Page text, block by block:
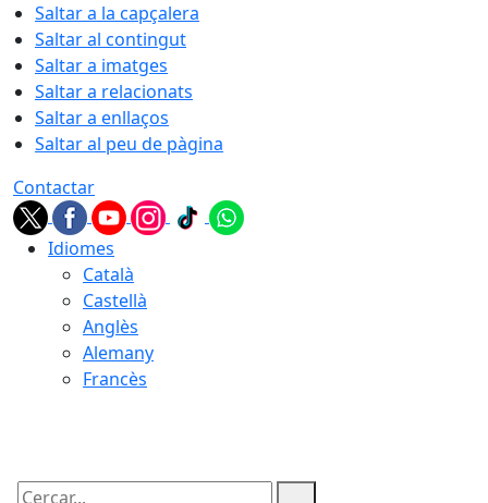
Saltar a la capçalera
Saltar al contingut
Saltar a imatges
Saltar a relacionats
Saltar a enllaços
Saltar al peu de pàgina
Contactar
Idiomes
Català
Castellà
Anglès
Alemany
Francès